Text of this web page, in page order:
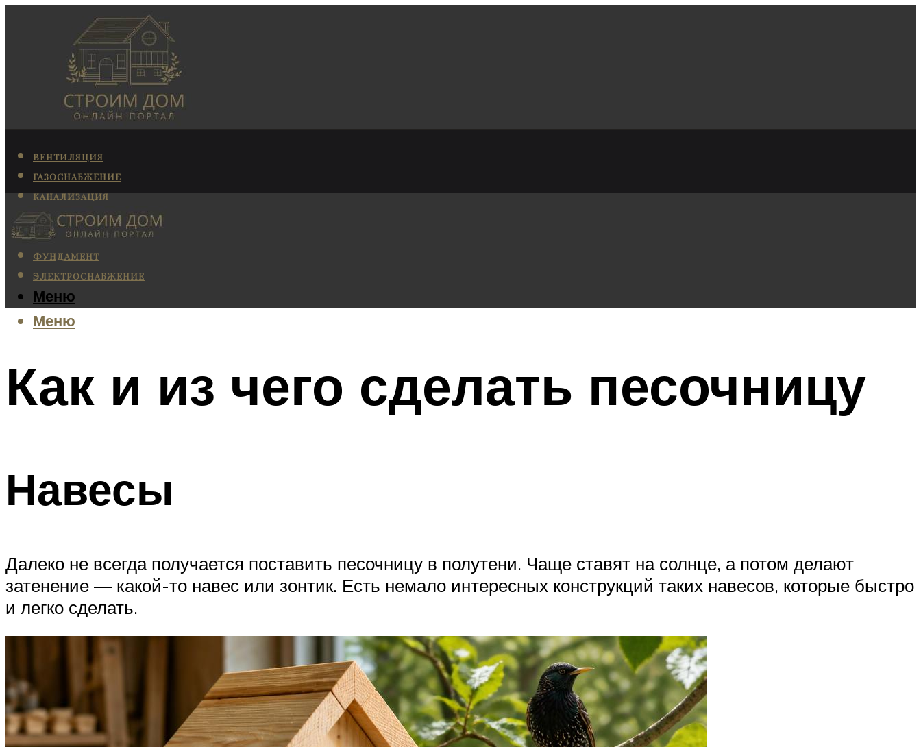
ВЕНТИЛЯЦИЯ
ГАЗОСНАБЖЕНИЕ
КАНАЛИЗАЦИЯ
КОНДИЦИОНИРОВАНИЕ
ОТОПЛЕНИЕ
ФУНДАМЕНТ
ЭЛЕКТРОСНАБЖЕНИЕ
Меню
Меню
Как и из чего сделать песочницу
Навесы
Далеко не всегда получается поставить песочницу в полутени. Чаще ставят на солнце, а потом делают
затенение — какой-то навес или зонтик. Есть немало интересных конструкций таких навесов, которые быстро
и легко сделать.